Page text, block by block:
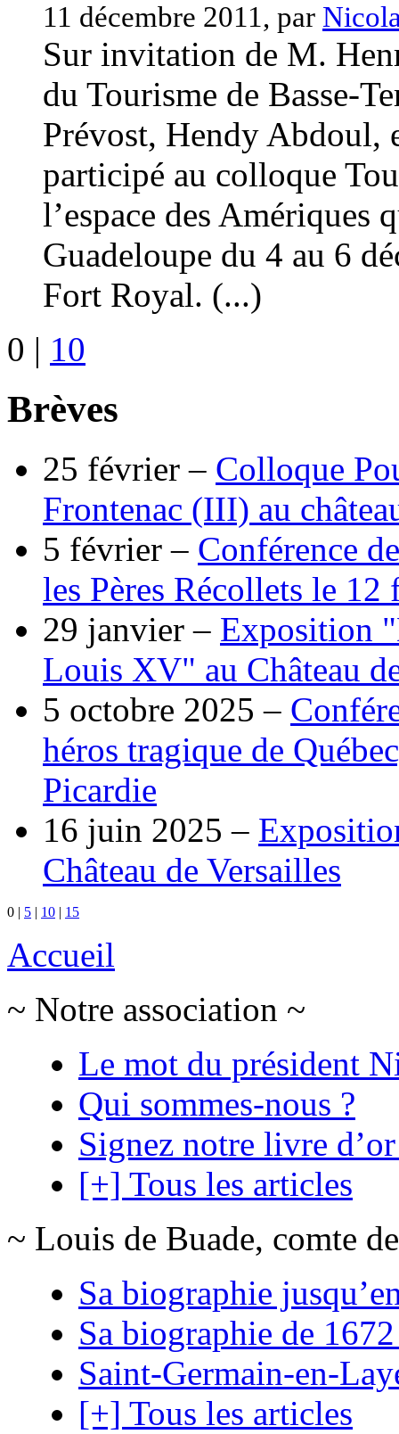
11 décembre 2011, par
Sur invitation de M.
du Tourisme de Basse-
Prévost, Hendy Abdoul,
participé au colloque
l’espace des Amériques
Guadeloupe du 4 au 6
Fort Royal. (...)
0 | 10
Brèves
25 février – Colloque
Frontenac (III) au
5 février – Conférence
les Pères Récollets le
29 janvier – Exposition
Louis XV" au Château
5 octobre 2025 –
héros tragique de
Picardie
16 juin 2025 –
Château de Versailles
0 | 5 | 10 | 15
Accueil
~ Notre association ~
Le mot du président
Qui sommes-nous ?
Signez notre livre
[+] Tous les articles
~ Louis de Buade, comte
Sa biographie
Sa biographie de
Saint-Germain-en-
[+] Tous les articles